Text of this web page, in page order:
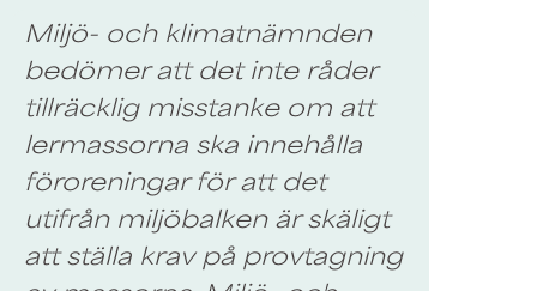
Miljö- och klimatnämnden
bedömer att det inte råder
tillräcklig misstanke om att
lermassorna ska innehålla
föroreningar för att det
utifrån miljöbalken är skäligt
att ställa krav på provtagning